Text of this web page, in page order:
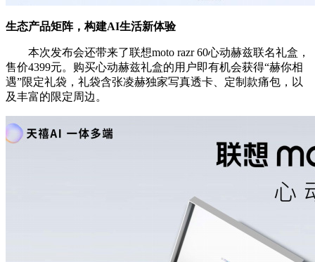
生态产品矩阵，构建AI生活新体验
本次发布会还带来了联想moto razr 60心动赫兹联名礼盒，
售价4399元。购买心动赫兹礼盒的用户即有机会获得“赫你相
遇”限定礼袋，礼袋含张凌赫独家写真透卡、定制款痛包，以
及丰富的限定周边。